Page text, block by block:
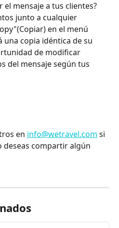
el mensaje a tus clientes?
junto a cualquier
en el menú
una copia idéntica de su
de modificar
del mensaje según tus
en info@wetravel.com si
compartir algún